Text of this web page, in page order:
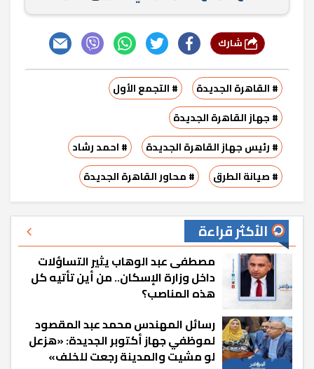
# القاهرة الجديدة
# التجمع الأول
# جهاز القاهرة الجديدة
# رئيس جهاز القاهرة الجديدة
# احمد رشاد
# صيانة الطرق
# محاور القاهرة الجديدة
الأكثر قراءة
مصطفى عبد الوهاب يثير التساؤلات
داخل وزارة الإسكان.. من أين تأتيه كل
هذه المناصب؟
رسائل المهندس محمد عبد المقصود
لموظفي جهاز أكتوبر الجديدة: «هزعل
لو مشيت والمدينة رجعت للخلف»